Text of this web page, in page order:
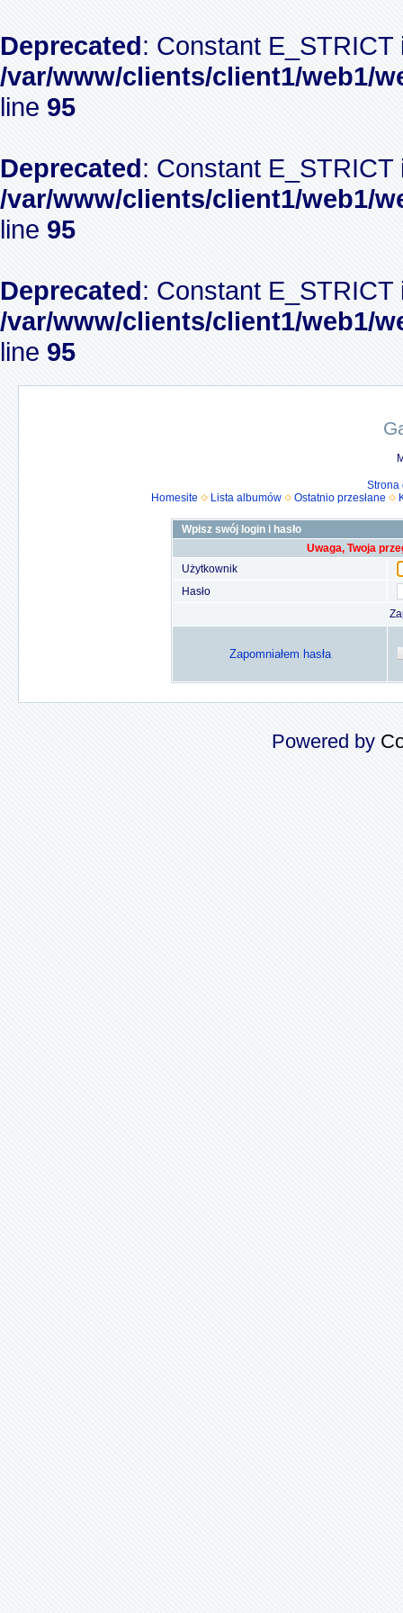
Deprecated: Constant
/var/www/clients/client1/web1/
line 95
Deprecated: Constant
/var/www/clients/client1/web1/
line 95
Deprecated: Constant
/var/www/clients/client1/web1/
line 95
Strona
Homesite
Lista albumów Ostatnio przesłane
Wpisz swój login i hasło
Uwaga, Twoja
Użytkownik
Hasło
Zapomniałem hasła
Powered by